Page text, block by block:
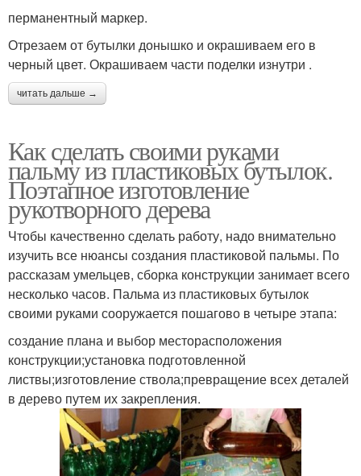
перманентный маркер.
Отрезаем от бутылки донышко и окрашиваем его в
черный цвет. Окрашиваем части поделки изнутри .
читать дальше →
Как сделать своими руками
пальму из пластиковых бутылок.
Поэтапное изготовление
рукотворного дерева
Чтобы качественно сделать работу, надо внимательно
изучить все нюансы создания пластиковой пальмы. По
рассказам умельцев, сборка конструкции занимает всего
несколько часов. Пальма из пластиковых бутылок
своими руками сооружается пошагово в четыре этапа:
создание плана и выбор месторасположения
конструкции;установка подготовленной
листвы;изготовление ствола;превращение всех деталей
в дерево путем их закрепления.